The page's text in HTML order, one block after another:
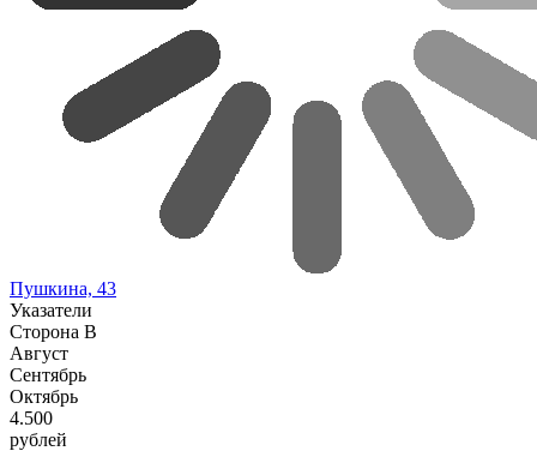
Пушкина, 43
Указатели
Сторона В
Август
Сентябрь
Октябрь
4.500
рублей